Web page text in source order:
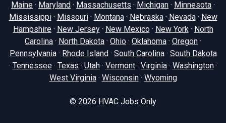
Maine · Maryland · Massachusetts · Michigan · Minnesota ·
Mississippi· Missouri· Montana· Nebraska· Nevada· New
Hampshire· New Jersey· New Mexico· New York· North
Carolina · North Dakota · Ohio · Oklahoma · Oregon ·
Pennsylvania· Rhode Island · South Carolina· South Dakota
· Tennessee· Texas · Utah· Vermont· Virginia· Washington·
West Virginia· Wisconsin· Wyoming
© 2026 HVAC Jobs Only